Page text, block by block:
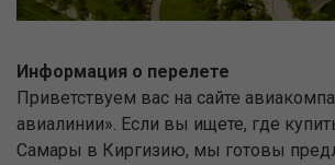
Информация о перелете
Приветствуем вас на сайте
авиалинии». Если вы ищете, где
Самары в Киргизию, мы готовы